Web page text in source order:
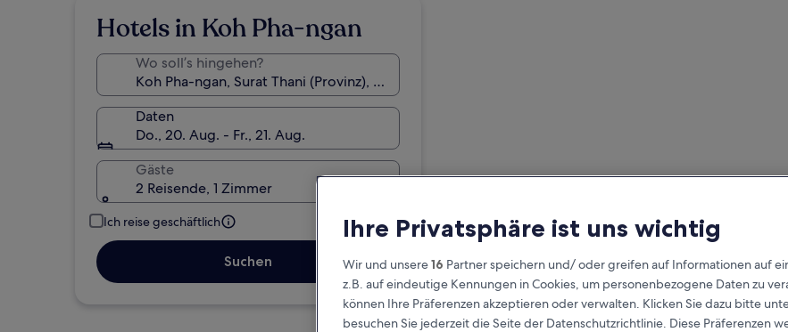
Hotels in Koh Pha-ngan
Wo soll’s hingehen?
Daten
Do., 20. Aug. - Fr., 21. Aug.
Gäste
2 Reisende, 1 Zimmer
Ich reise geschäftlich
Suchen
Ihre Privatsphäre ist uns wichtig
Wir und unsere16 Partner speichern und/ oder greifen auf Informationen auf
z.B. auf eindeutige Kennungen in Cookies, um personenbezogene Daten zu
können Ihre Präferenzen akzeptieren oder verwalten. Klicken Sie dazu bitte
besuchen Sie jederzeit die Seite der Datenschutzrichtlinie. Diese Präferenzen